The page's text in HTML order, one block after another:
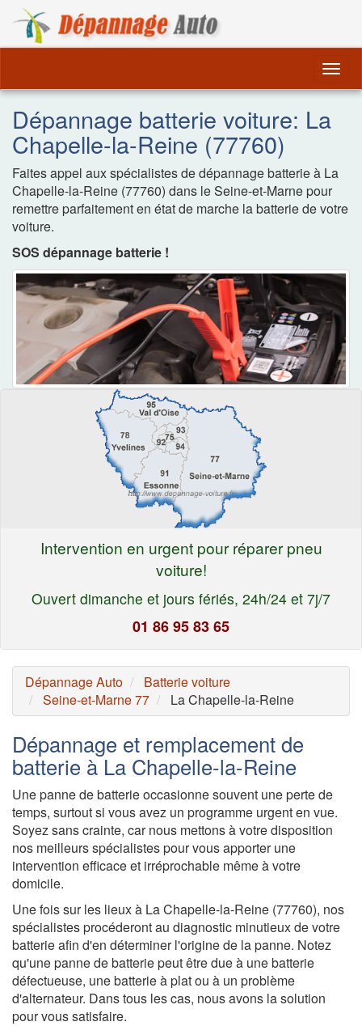
Dépannage batterie voiture: La
Chapelle-la-Reine (77760)
Faites appel aux spécialistes de dépannage batterie à La
Chapelle-la-Reine (77760) dans le Seine-et-Marne pour
remettre parfaitement en état de marche la batterie de votre
voiture.
SOS dépannage batterie !
Intervention en urgent pour réparer pneu
voiture!
Ouvert dimanche et jours fériés, 24h/24 et 7j/7
01 86 95 83 65
Dépannage Auto
Batterie voiture
Seine-et-Marne 77
La Chapelle-la-Reine
Dépannage et remplacement de
batterie à La Chapelle-la-Reine
Une panne de batterie occasionne souvent une perte de
temps, surtout si vous avez un programme urgent en vue.
Soyez sans crainte, car nous mettons à votre disposition
nos meilleurs spécialistes pour vous apporter une
intervention efficace et irréprochable même à votre
domicile.
Une fois sur les lieux à La Chapelle-la-Reine (77760), nos
spécialistes procéderont au diagnostic minutieux de votre
batterie afin d'en déterminer l'origine de la panne. Notez
qu'une panne de batterie peut être due à une batterie
défectueuse, une batterie à plat ou à un problème
d'alternateur. Dans tous les cas, nous avons la solution
pour vous satisfaire.